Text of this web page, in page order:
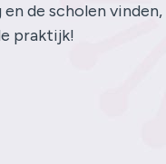
de scholen
praktijk!